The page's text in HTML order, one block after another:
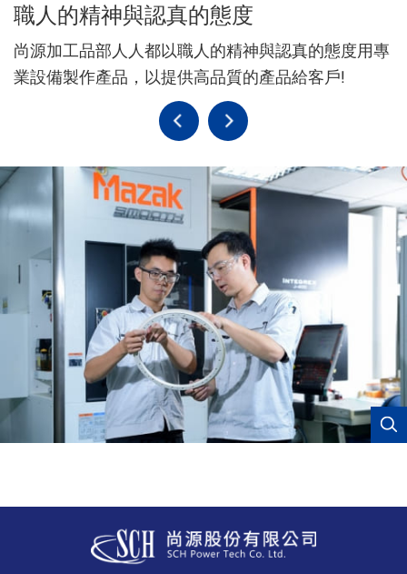
職人的精神與認真的態度
尚源加工品部人人都以職人的精神與認真的態度用專
業設備製作產品，以提供高品質的產品給客戶!
Golden Biotech